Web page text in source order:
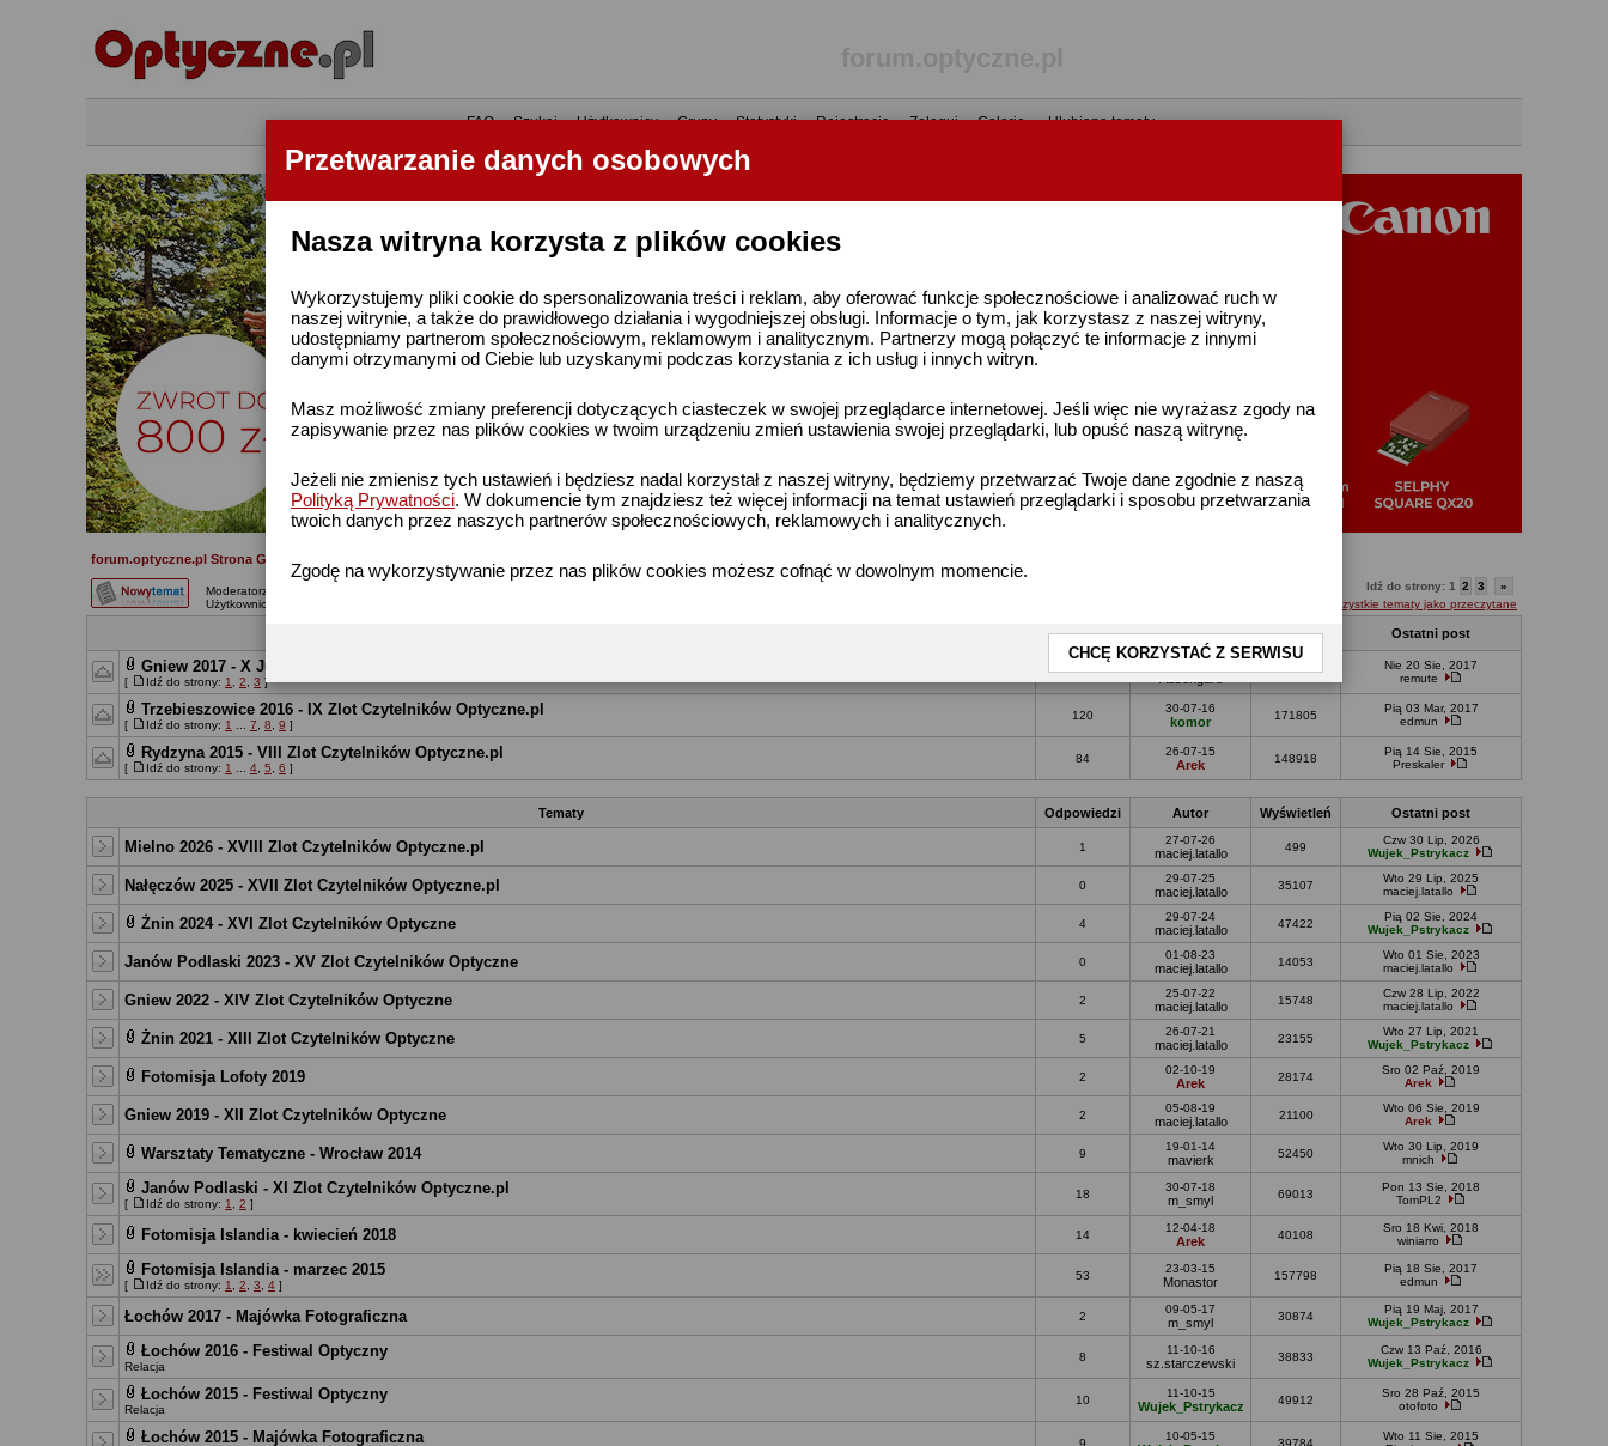
Przetwarzanie danych osobowych
Nasza witryna korzysta z plików cookies
Wykorzystujemy pliki cookie do spersonalizowania treści i reklam, aby oferować funkcje społecznościowe i analizować ruch w
naszej witrynie, a także do prawidłowego działania i wygodniejszej obsługi. Informacje o tym, jak korzystasz z naszej witryny,
udostępniamy partnerom społecznościowym, reklamowym i analitycznym. Partnerzy mogą połączyć te informacje z innymi
danymi otrzymanymi od Ciebie lub uzyskanymi podczas korzystania z ich usług i innych witryn.
Masz możliwość zmiany preferencji dotyczących ciasteczek w swojej przeglądarce internetowej. Jeśli więc nie wyrażasz zgody na
zapisywanie przez nas plików cookies w twoim urządzeniu zmień ustawienia swojej przeglądarki, lub opuść naszą witrynę.
Jeżeli nie zmienisz tych ustawień i będziesz nadal korzystał z naszej witryny, będziemy przetwarzać Twoje dane zgodnie z naszą
Polityką Prywatności. W dokumencie tym znajdziesz też więcej informacji na temat ustawień przeglądarki i sposobu przetwarzania
twoich danych przez naszych partnerów społecznościowych, reklamowych i analitycznych.
Zgodę na wykorzystywanie przez nas plików cookies możesz cofnąć w dowolnym momencie.
CHCĘ KORZYSTAĆ Z SERWISU
•FAQ•Szukaj•Użytkownicy•Grupy•Statystyki•Rejestracja•Zaloguj•Galerie• Ulubione tematy
forum.optyczne.pl Strona Główna
Moderatorzy:
Użytkownicy przeglądający to forum: Brak
Idź do strony: 1 2 3
»
Oznacz wszystkie tematy jako przeczytane
Odpowiedzi Autor Wyświetleń Ostatni post
Gniew 2017 - X Jubileuszowy Zlot Czytelników Optyczne
[ Idź do strony: 1 2 3 ]
30 74557
Nie 20 Sie, 2017
remute
Trzebieszowice 2016 - IX Zlot Czytelników Optyczne.pl
[ Idź do strony: 1 7 8 9 ]
120
30-07-16
komor 171805
Pią 03 Mar, 2017
edmun
Rydzyna 2015 - VIII Zlot Czytelników Optyczne.pl
[ Idź do strony: 1 4 5 6 ]
84
26-07-15
Arek 148918
Pią 14 Sie, 2015
Preskaler
Tematy Odpowiedzi Autor Wyświetleń Ostatni post
Mielno 2026 - XVIII Zlot Czytelników Optyczne.pl 1
27-07-26
maciej.latallo 499
Czw 30 Lip, 2026
Wujek_Pstrykacz
Nałęczów 2025 - XVII Zlot Czytelników Optyczne.pl 0
29-07-25
maciej.latallo 35107
Wto 29 Lip, 2025
maciej.latallo
Żnin 2024 - XVI Zlot Czytelników Optyczne 4
29-07-24
maciej.latallo 47422
Pią 02 Sie, 2024
Wujek_Pstrykacz
Janów Podlaski 2023 - XV Zlot Czytelników Optyczne 0
01-08-23
maciej.latallo 14053
Wto 01 Sie, 2023
maciej.latallo
Gniew 2022 - XIV Zlot Czytelników Optyczne 2
25-07-22
maciej.latallo 15748
Czw 28 Lip, 2022
maciej.latallo
Żnin 2021 - XIII Zlot Czytelników Optyczne 5
26-07-21
maciej.latallo 23155
Wto 27 Lip, 2021
Wujek_Pstrykacz
Fotomisja Lofoty 2019 2
02-10-19
Arek 28174
Sro 02 Paź, 2019
Arek
Gniew 2019 - XII Zlot Czytelników Optyczne 2
05-08-19
maciej.latallo 21100
Wto 06 Sie, 2019
Arek
Warsztaty Tematyczne - Wrocław 2014 9
19-01-14
mavierk 52450
Wto 30 Lip, 2019
mnich
Janów Podlaski - XI Zlot Czytelników Optyczne.pl
[ Idź do strony: 1 2 ]
18
30-07-18
m_smyl 69013
Pon 13 Sie, 2018
TomPL2
Fotomisja Islandia - kwiecień 2018 14
12-04-18
Arek 40108
Sro 18 Kwi, 2018
winiarro
Fotomisja Islandia - marzec 2015
[ Idź do strony: 1 2 3 4 ]
53
23-03-15
Monastor 157798
Pią 18 Sie, 2017
edmun
Łochów 2017 - Majówka Fotograficzna 2
09-05-17
m_smyl 30874
Pią 19 Maj, 2017
Wujek_Pstrykacz
Łochów 2016 - Festiwal Optyczny
Relacja
8
11-10-16
sz.starczewski 38833
Czw 13 Paź, 2016
Wujek_Pstrykacz
Łochów 2015 - Festiwal Optyczny
Relacja
10
11-10-15
Wujek_Pstrykacz 49912
Sro 28 Paź, 2015
otofoto
Łochów 2015 - Majówka Fotograficzna 9
10-05-15
39784
Wto 11 Sie, 2015